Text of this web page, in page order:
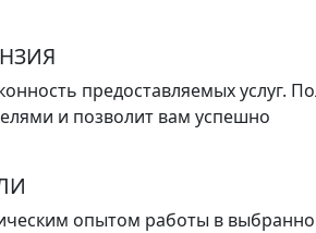
предоставляемых услуг.
и позволит вам успешно
опытом работы в